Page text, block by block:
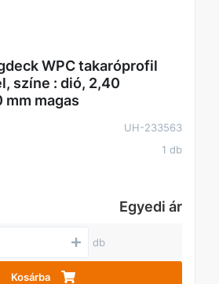
WPC takaróprofil
színe : dió, 2,40
magas
UH-233563
1 db
Egyedi ár
db
Kosárba